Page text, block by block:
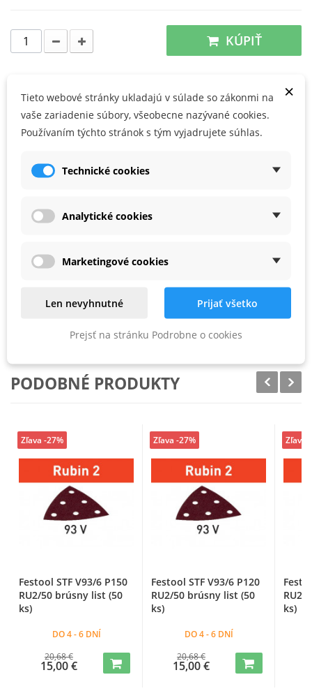
KÚPIŤ
Vysokovýkonné brusivo na drevený materiál
Prípravné práce spojené s brúsením pred lakovaním a olejovaním
Vhodné pre
pre RO 90 DX, DELTEX a RS 300, RS 3, LRS 93
PARAMETRE PRODUKTU
P100
PODOBNÉ PRODUKTY
Festool STF V93/6 P150
RU2/50 brúsny list (50
ks)
DO 4 - 6 DNÍ
20,68 €
15,00 €
Zľava -27%
Festool STF V93/6 P120
RU2/50 brúsny list (50
ks)
DO 4 - 6 DNÍ
20,68 €
15,00 €
Zľava -27%
RU2/
ks)
Zľava
×
Tieto webové stránky ukladajú v súlade so zákonmi na
vaše zariadenie súbory, všeobecne nazývané cookies.
Používaním týchto stránok s tým vyjadrujete súhlas.
Technické cookies
Analytické cookies
Marketingové cookies
Len nevyhnutné Prijať všetko
Prejsť na stránku Podrobne o cookies